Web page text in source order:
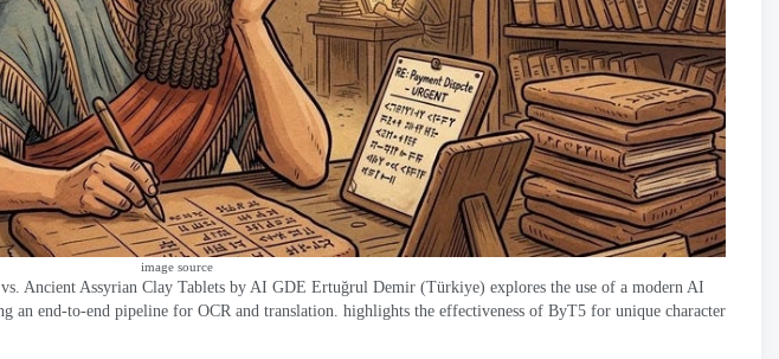
image source
Ancient Assyrian Clay Tablets by AI GDE Ertuğrul Demir (Türkiye) explores the use of a modern AI
an end-to-end pipeline for OCR and translation highlights the effectiveness of ByT5 for unique character